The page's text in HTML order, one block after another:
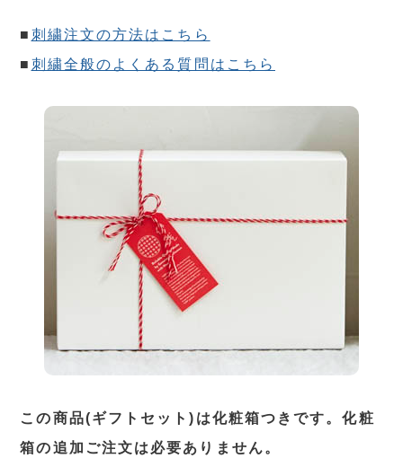
■ 刺繍注文の方法はこちら
■ 刺繍全般のよくある質問はこちら
この商品(ギフトセット)は化粧箱つきです。化粧
箱の追加ご注文は必要ありません。